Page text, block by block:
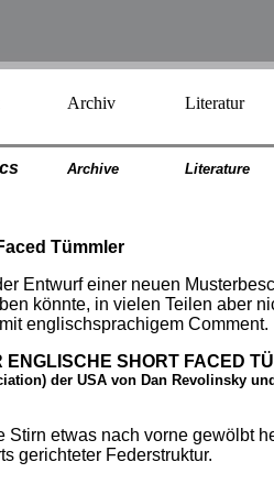
Archiv Literatur
Archive Literature
Tümmler
Entwurf einer neuen
könnte, in vielen Teilen aber
mit englischsprachigem Comment.
SHORT FACED
der USA von Dan Revolinsky
etwas nach vorne gewölbt
gerichteter Federstruktur.